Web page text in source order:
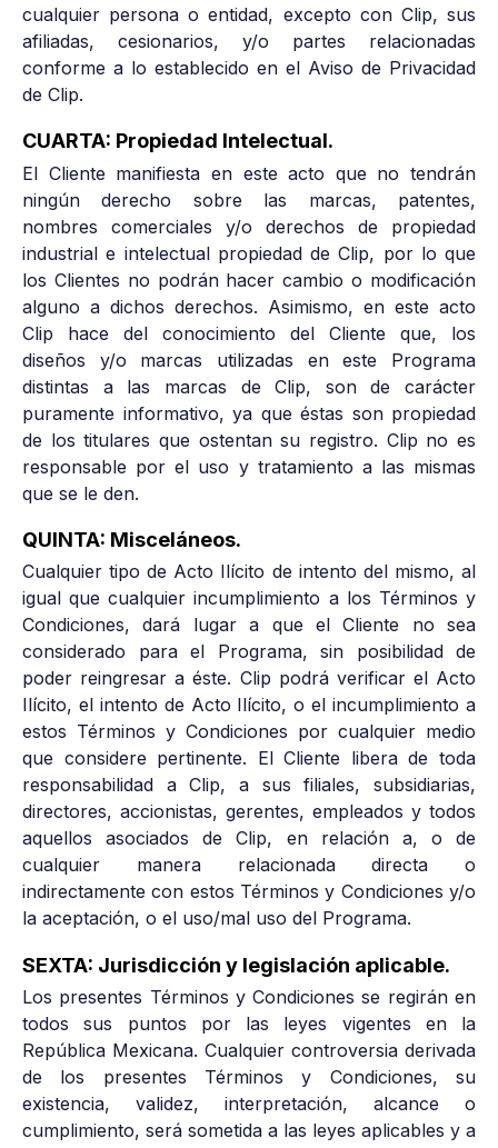
cualquier persona o entidad, excepto con Clip, sus
afiliadas, cesionarios, y/o partes relacionadas
conforme a lo establecido en el Aviso de Privacidad
de Clip.
CUARTA: Propiedad Intelectual.
El Cliente manifiesta en este acto que no tendrán
ningún derecho sobre las marcas, patentes,
nombres comerciales y/o derechos de propiedad
industrial e intelectual propiedad de Clip, por lo que
los Clientes no podrán hacer cambio o modificación
alguno a dichos derechos. Asimismo, en este acto
Clip hace del conocimiento del Cliente que, los
diseños y/o marcas utilizadas en este Programa
distintas a las marcas de Clip, son de carácter
puramente informativo, ya que éstas son propiedad
de los titulares que ostentan su registro. Clip no es
responsable por el uso y tratamiento a las mismas
que se le den.
QUINTA: Misceláneos.
Cualquier tipo de Acto Ilícito de intento del mismo, al
igual que cualquier incumplimiento a los Términos y
Condiciones, dará lugar a que el Cliente no sea
considerado para el Programa, sin posibilidad de
poder reingresar a éste. Clip podrá verificar el Acto
Ilícito, el intento de Acto Ilícito, o el incumplimiento a
estos Términos y Condiciones por cualquier medio
que considere pertinente. El Cliente libera de toda
responsabilidad a Clip, a sus filiales, subsidiarias,
directores, accionistas, gerentes, empleados y todos
aquellos asociados de Clip, en relación a, o de
cualquier manera relacionada directa o
indirectamente con estos Términos y Condiciones y/o
la aceptación, o el uso/mal uso del Programa.
SEXTA: Jurisdicción y legislación aplicable.
Los presentes Términos y Condiciones se regirán en
todos sus puntos por las leyes vigentes en la
República Mexicana. Cualquier controversia derivada
de los presentes Términos y Condiciones, su
existencia, validez, interpretación, alcance o
cumplimiento, será sometida a las leyes aplicables y a